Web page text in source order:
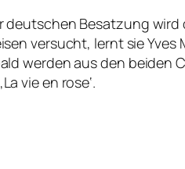
deutschen Besatzung
versucht, lernt sie
werden aus den beiden
vie en rose‘.